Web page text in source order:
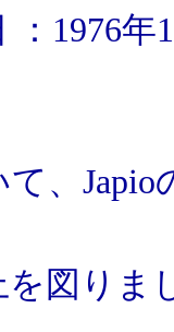
年1
、Japio
図りま